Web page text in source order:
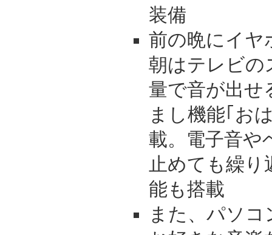
装備
前の晩にイヤ
朝はテレビの
量で音が出せ
まし機能｢お
載。電子音や
止めても繰り
能も搭載
また、パソ